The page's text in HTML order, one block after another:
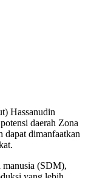
Hassanudin
daerah Zona
dapat dimanfaatkan
manusia (SDM),